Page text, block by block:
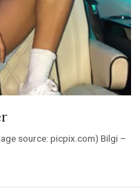
source: picpix.com) Bilgi –